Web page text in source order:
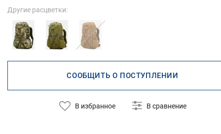
Другие расцветки:
СООБЩИТЬ О ПОСТУПЛЕНИИ
В избранное В сравнение